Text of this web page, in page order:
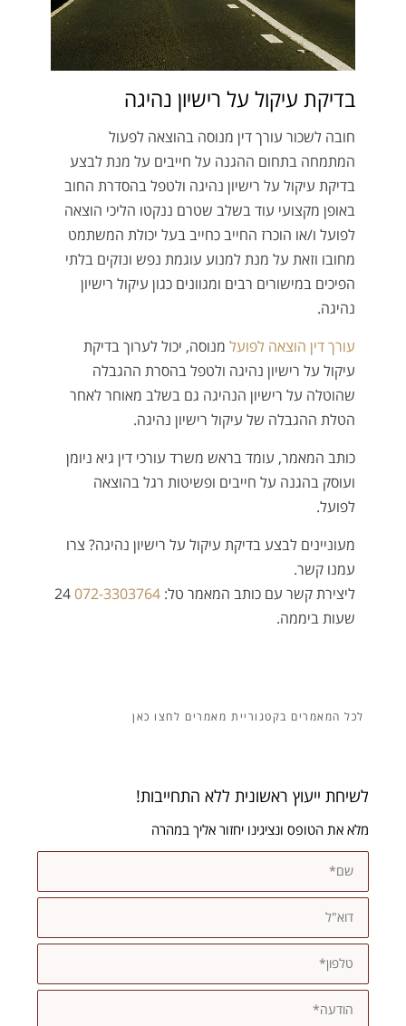
בדיקת עיקול על רישיון נהיגה
חובה לשכור עורך דין מנוסה בהוצאה לפעול
המתמחה בתחום ההגנה על חייבים על מנת לבצע
בדיקת עיקול על רישיון נהיגה ולטפל בהסדרת החוב
באופן מקצועי עוד בשלב שטרם ננקטו הליכי הוצאה
לפועל ו/או הוכרז החייב כחייב בעל יכולת המשתמט
מחובו וזאת על מנת למנוע עוגמת נפש ונזקים בלתי
הפיכים במישורים רבים ומגוונים כגון עיקול רישיון
נהיגה.
עורך דין הוצאה לפועל מנוסה, יכול לערוך בדיקת
עיקול על רישיון נהיגה ולטפל בהסרת ההגבלה
שהוטלה על רישיון הנהיגה גם בשלב מאוחר לאחר
הטלת ההגבלה של עיקול רישיון נהיגה.
כותב המאמר, עומד בראש משרד עורכי דין גיא ניומן
ועוסק בהגנה על חייבים ופשיטות רגל בהוצאה
לפועל.
מעוניינים לבצע בדיקת עיקול על רישיון נהיגה? צרו
עמנו קשר.
ליצירת קשר עם כותב המאמר טל:072-3303764
24
שעות ביממה.
מאמרים
לשיחת ייעוץ ראשונית ללא התחייבות!
מלא את הטופס ונציגינו יחזור אליך במהרה